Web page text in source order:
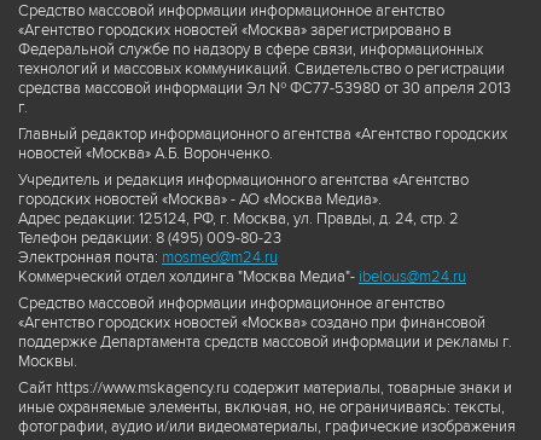
Средство массовой информации информационное агентство
«Агентство городских новостей «Москва» зарегистрировано в
Федеральной службе по надзору в сфере связи, информационных
технологий и массовых коммуникаций. Свидетельство о регистрации
средства массовой информации Эл № ФС77-53980 от 30 апреля 2013
г.
Главный редактор информационного агентства «Агентство городских
новостей «Москва» А.Б. Воронченко.
Учредитель и редакция информационного агентства «Агентство
городских новостей «Москва» - АО «Москва Медиа».
Адрес редакции: 125124, РФ, г. Москва, ул. Правды, д. 24, стр. 2
Телефон редакции: 8 (495) 009-80-23
Электронная почта: mosmed@m24.ru
Коммерческий отдел холдинга "Москва Медиа"- ibelous@m24.ru
Средство массовой информации информационное агентство
«Агентство городских новостей «Москва» создано при финансовой
поддержке Департамента средств массовой информации и рекламы г.
Москвы.
Сайт https://www.mskagency.ru содержит материалы, товарные знаки и
иные охраняемые элементы, включая, но, не ограничиваясь: тексты,
фотографии, аудио и/или видеоматериалы, графические изображения